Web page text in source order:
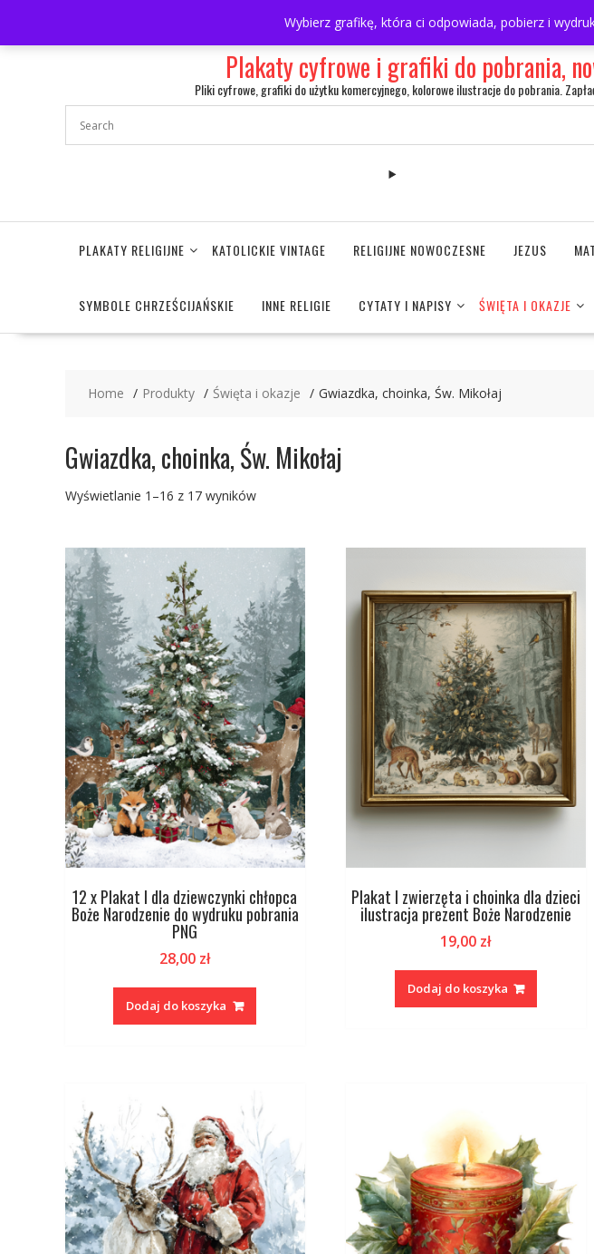
Wybierz grafikę, która ci odpowiada, pobierz i
content
Plakaty cyfrowe i grafiki do pobrania,
Pliki cyfrowe, grafiki do użytku komercyjnego, kolorowe ilustracje do pobrania.
PLAKATY RELIGIJNE KATOLICKIE VINTAGE RELIGIJNE NOWOCZESNE JEZUS
SYMBOLE CHRZEŚCIJAŃSKIE INNE RELIGIE CYTATY I NAPISY ŚWIĘTA I OKAZJE
Home Produkty Święta i okazje Gwiazdka, choinka, Św. Mikołaj
Gwiazdka, choinka, Św. Mikołaj
Wyświetlanie 1–16 z 17 wynikówPosortowane
12 x Plakat I dla dziewczynki chłopca
Boże Narodzenie do wydruku pobrania
PNG
28,00 zł
Dodaj do koszyka
Plakat I zwierzęta i choinka dla dzieci
ilustracja prezent Boże Narodzenie
19,00 zł
Dodaj do koszyka